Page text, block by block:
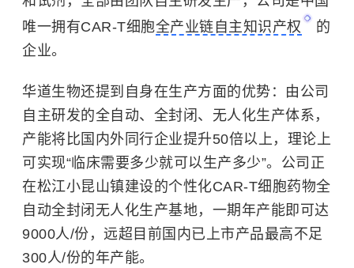
唯一拥有CAR-T细胞全产业链自主知识产权
的
企业。
华道生物还提到自身在生产方面的优势：由公司
自主研发的全自动、全封闭、无人化生产体系，
产能将比国内外同行企业提升50倍以上，理论上
可实现“临床需要多少就可以生产多少”。公司正
在松江小昆山镇建设的个性化CAR-T细胞药物全
自动全封闭无人化生产基地，一期年产能即可达
9000人/份，远超目前国内已上市产品最高不足
300人/份的年产能。